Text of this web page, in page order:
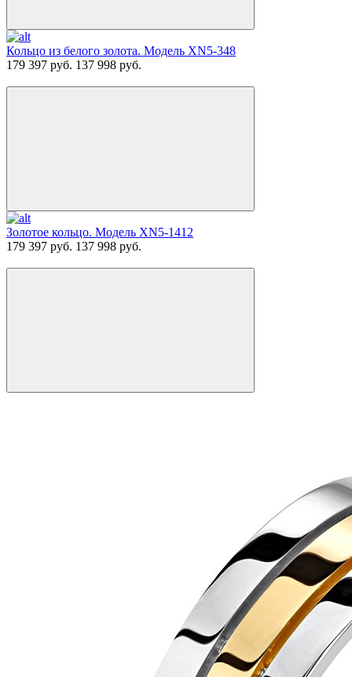
Кольцо из белого золота. Модель XN5-348
179 397 руб. 137 998 руб.
Золотое кольцо. Модель XN5-1412
179 397 руб. 137 998 руб.